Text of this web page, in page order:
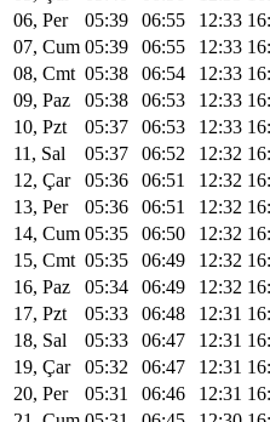
06, Per
05:39 06:55 12:33
07, Cum 05:39 06:55 12:33
08, Cmt 05:38 06:54 12:33
09, Paz
05:38 06:53 12:33
10, Pzt
05:37 06:53 12:33
11, Sal
05:37 06:52 12:32
12, Çar
05:36 06:51 12:32
13, Per
05:36 06:51 12:32
14, Cum 05:35 06:50 12:32
15, Cmt 05:35 06:49 12:32
16, Paz
05:34 06:49 12:32
17, Pzt
05:33 06:48 12:31
18, Sal
05:33 06:47 12:31
19, Çar
05:32 06:47 12:31
20, Per
05:31 06:46 12:31